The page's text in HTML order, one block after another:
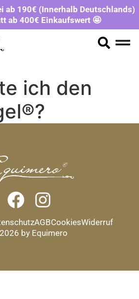
ab 190€ (Innerhalb Deutschlands)
ab 400€ Einkaufswert 🤩
ich den
AGBCookiesWiderruf
by Equimero